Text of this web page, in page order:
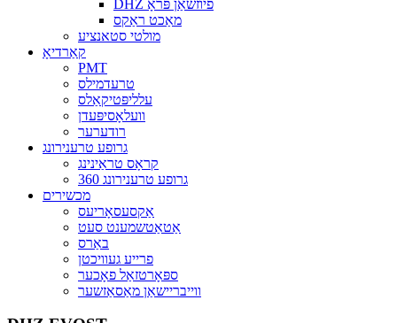
DHZ פיוזשאַן פּראָ
מאַכט ראַקס
מולטי סטאנציע
קאַרדיאָ
PMT
טרעדמילס
עלליפּטיקאַלס
וועלאָסיפּעדן
רודערער
גרופע טרענירונג
קראָס טראַינינג
360 גרופע טרענירונג
מכשירים
אַקסעסאָריעס
אַטאַטשמענט סעט
באַרס
פרייע געוויכטן
ספּאָרטזאַל פאָכער
ווייבריישאַן מאַסאַזשער